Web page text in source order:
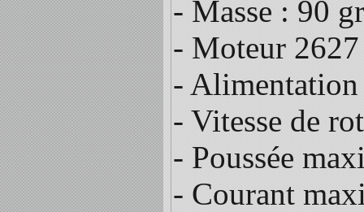
- Masse : 90
- Moteur
-
- Vitesse de
- Poussée
- Courant